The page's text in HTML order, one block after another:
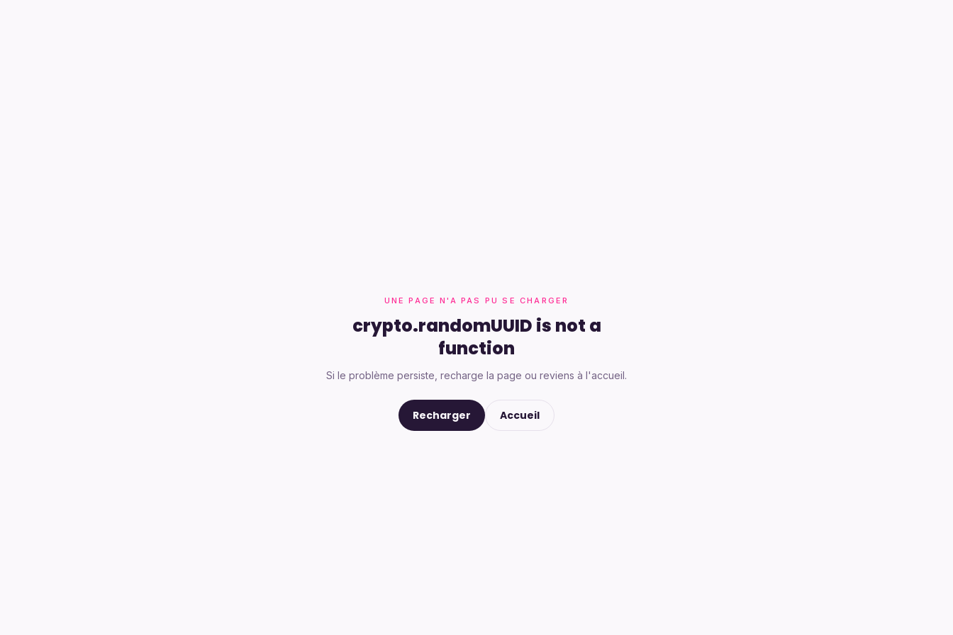
UNE PAGE N'A PAS PU SE CHARGER
crypto.randomUUID is not a
function
Si le problème persiste, recharge la page ou reviens à l'accueil.
Recharger Accueil